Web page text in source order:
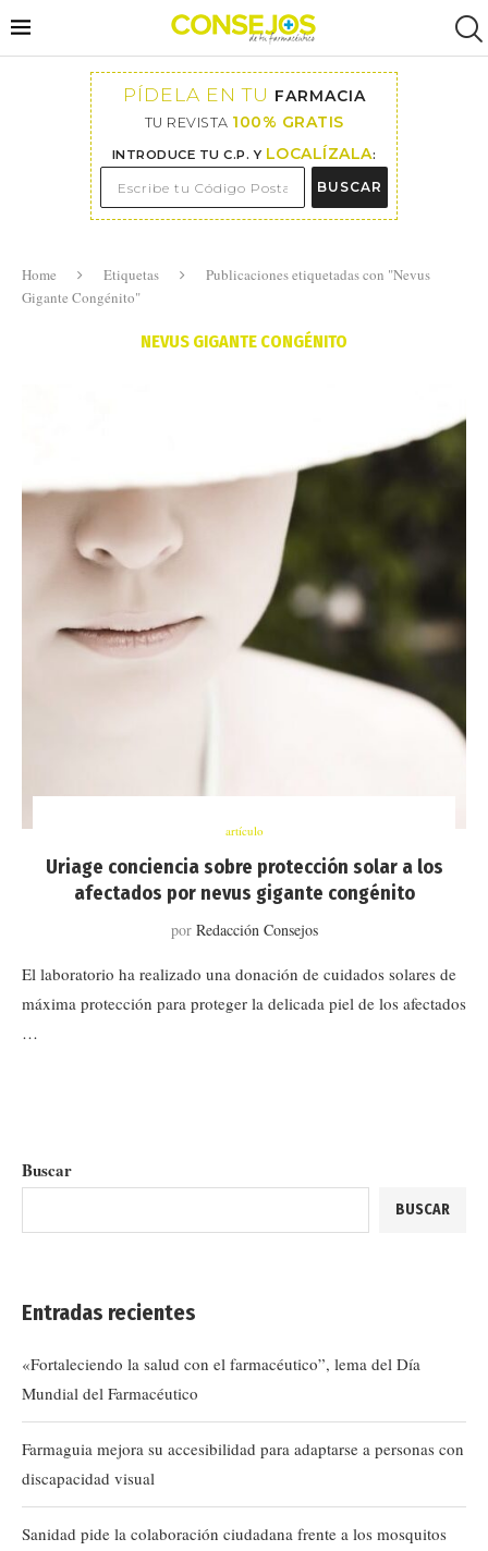
PÍDELA EN TU FARMACIA
TU REVISTA 100% GRATIS
INTRODUCE TU C.P. Y LOCALÍZALA:
BUSCAR
Home Etiquetas
Publicaciones etiquetadas con "Nevus
Gigante Congénito"
NEVUS GIGANTE CONGÉNITO
artículo
Uriage conciencia sobre protección solar a los
afectados por nevus gigante congénito
por Redacción Consejos
El laboratorio ha realizado una donación de cuidados solares de
máxima protección para proteger la delicada piel de los afectados
…
Buscar
BUSCAR
Entradas recientes
«Fortaleciendo la salud con el farmacéutico”, lema del Día
Mundial del Farmacéutico
Farmaguia mejora su accesibilidad para adaptarse a personas con
discapacidad visual
Sanidad pide la colaboración ciudadana frente a los mosquitos